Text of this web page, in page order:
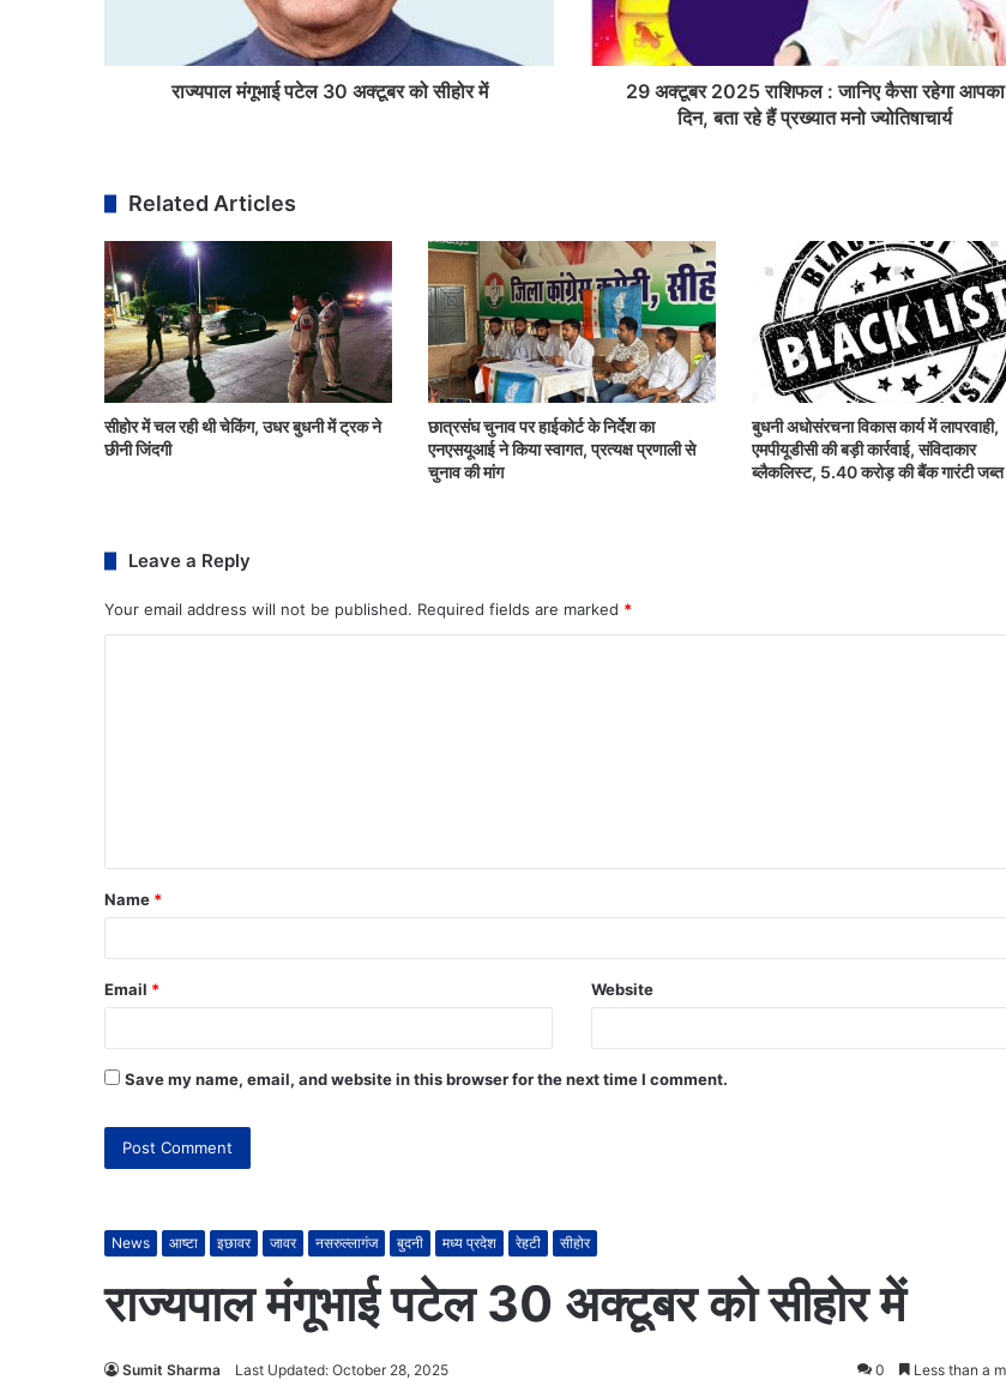
राज्यपाल मंगूभाई पटेल 30 अक्टूबर को सीहोर में
29 अक्टूबर 2025 राशिफल : जानिए कैसा रहेगा आपका
दिन, बता रहे हैं प्रख्यात मनो ज्योतिषाचार्य
Related Articles
सीहोर में चल रही थी चेकिंग, उधर बुधनी में ट्रक ने
छीनी जिंदगी
छात्रसंघ चुनाव पर हाईकोर्ट के निर्देश का
एनएसयूआई ने किया स्वागत, प्रत्यक्ष प्रणाली से
चुनाव की मांग
बुधनी अधोसंरचना विकास कार्य में लापरवाही,
एमपीयूडीसी की बड़ी कार्रवाई, संविदाकार
ब्लैकलिस्ट, 5.40 करोड़ की बैंक गारंटी जब्त
Leave a Reply
Your email address will not be published. Required fields are marked *
Name *
Email * Website
Save my name, email, and website in this browser for the next time I comment.